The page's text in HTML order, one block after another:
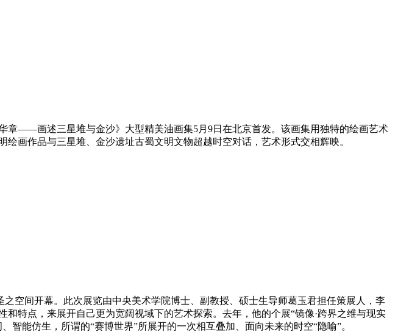
章——画述三星堆与金沙》大型精美油画集5月9日在北京首发。该画集用独特的绘画艺术
画作品与三星堆、金沙遗址古蜀文明文物超越时空对话，艺术形式交相辉映。
空间开幕。此次展览由中央美术学院博士、副教授、硕士生导师葛玉君担任策展人，李
特点，来展开自己更为宽阔视域下的艺术探索。去年，他的个展“镜像·跨界之维与现实
能仿生，所谓的“赛博世界”所展开的一次相互叠加、面向未来的时空“隐喻”。